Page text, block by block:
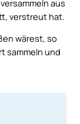
aus
verstreut hat.
wärest, so
sammeln und